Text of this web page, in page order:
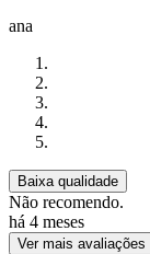
ana
Baixa qualidade
Não recomendo.
há 4 meses
Ver mais avaliações